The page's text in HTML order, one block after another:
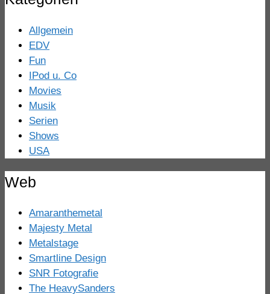
Allgemein
EDV
Fun
IPod u. Co
Movies
Musik
Serien
Shows
USA
Web
Amaranthemetal
Majesty Metal
Metalstage
Smartline Design
SNR Fotografie
The HeavySanders